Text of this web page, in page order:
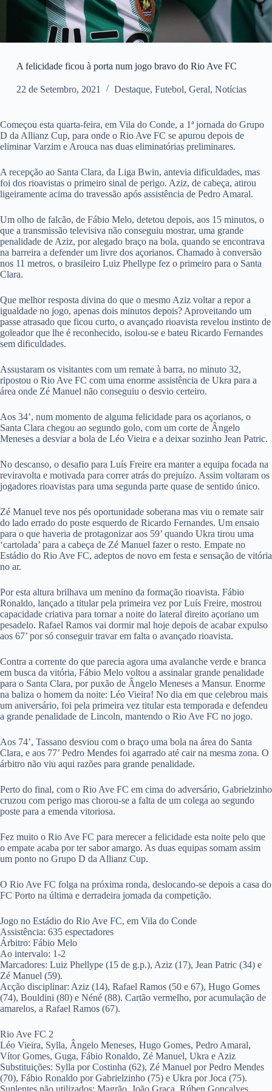
A felicidade ficou à porta num jogo bravo do Rio Ave FC
22 de Setembro, 2021 Destaque, Futebol, Geral, Notícias
Começou esta quarta-feira, em Vila do Conde, a 1ª jornada do Grupo
D da Allianz Cup, para onde o Rio Ave FC se apurou depois de
eliminar Varzim e Arouca nas duas eliminatórias preliminares.
A recepção ao Santa Clara, da Liga Bwin, antevia dificuldades, mas
foi dos rioavistas o primeiro sinal de perigo. Aziz, de cabeça, atirou
ligeiramente acima do travessão após assistência de Pedro Amaral.
Um olho de falcão, de Fábio Melo, detetou depois, aos 15 minutos, o
que a transmissão televisiva não conseguiu mostrar, uma grande
penalidade de Aziz, por alegado braço na bola, quando se encontrava
na barreira a defender um livre dos açorianos. Chamado à conversão
nos 11 metros, o brasileiro Luiz Phellype fez o primeiro para o Santa
Clara.
Que melhor resposta divina do que o mesmo Aziz voltar a repor a
igualdade no jogo, apenas dois minutos depois? Aproveitando um
passe atrasado que ficou curto, o avançado rioavista revelou instinto de
goleador que lhe é reconhecido, isolou-se e bateu Ricardo Fernandes
sem dificuldades.
Assustaram os visitantes com um remate à barra, no minuto 32,
ripostou o Rio Ave FC com uma enorme assistência de Ukra para a
área onde Zé Manuel não conseguiu o desvio certeiro.
Aos 34’, num momento de alguma felicidade para os açorianos, o
Santa Clara chegou ao segundo golo, com um corte de Ângelo
Meneses a desviar a bola de Léo Vieira e a deixar sozinho Jean Patric.
No descanso, o desafio para Luís Freire era manter a equipa focada na
reviravolta e motivada para correr atrás do prejuízo. Assim voltaram os
jogadores rioavistas para uma segunda parte quase de sentido único.
Zé Manuel teve nos pés oportunidade soberana mas viu o remate sair
do lado errado do poste esquerdo de Ricardo Fernandes. Um ensaio
para o que haveria de protagonizar aos 59’ quando Ukra tirou uma
‘cartolada’ para a cabeça de Zé Manuel fazer o resto. Empate no
Estádio do Rio Ave FC, adeptos de novo em festa e sensação de vitória
no ar.
Por esta altura brilhava um menino da formação rioavista. Fábio
Ronaldo, lançado a titular pela primeira vez por Luís Freire, mostrou
capacidade criativa para tornar a noite do lateral direito açoriano um
pesadelo. Rafael Ramos vai dormir mal hoje depois de acabar expulso
aos 67’ por só conseguir travar em falta o avançado rioavista.
Contra a corrente do que parecia agora uma avalanche verde e branca
em busca da vitória, Fábio Melo voltou a assinalar grande penalidade
para o Santa Clara, por puxão de Ângelo Meneses a Mansur. Enorme
na baliza o homem da noite: Léo Vieira! No dia em que celebrou mais
um aniversário, foi pela primeira vez titular esta temporada e defendeu
a grande penalidade de Lincoln, mantendo o Rio Ave FC no jogo.
Aos 74’, Tassano desviou com o braço uma bola na área do Santa
Clara, e aos 77’ Pedro Mendes foi agarrado até cair na mesma zona. O
árbitro não viu aqui razões para grande penalidade.
Perto do final, com o Rio Ave FC em cima do adversário, Gabrielzinho
cruzou com perigo mas chorou-se a falta de um colega ao segundo
poste para a emenda vitoriosa.
Fez muito o Rio Ave FC para merecer a felicidade esta noite pelo que
o empate acaba por ter sabor amargo. As duas equipas somam assim
um ponto no Grupo D da Allianz Cup.
O Rio Ave FC folga na próxima ronda, deslocando-se depois a casa do
FC Porto na última e derradeira jornada da competição.
Jogo no Estádio do Rio Ave FC, em Vila do Conde
Assistência: 635 espectadores
Árbitro: Fábio Melo
Ao intervalo: 1-2
Marcadores: Luiz Phellype (15 de g.p.), Aziz (17), Jean Patric (34) e
Zé Manuel (59).
Acção disciplinar: Aziz (14), Rafael Ramos (50 e 67), Hugo Gomes
(74), Bouldini (80) e Néné (88). Cartão vermelho, por acumulação de
amarelos, a Rafael Ramos (67).
Rio Ave FC 2
Léo Vieira, Sylla, Ângelo Meneses, Hugo Gomes, Pedro Amaral,
Vítor Gomes, Guga, Fábio Ronaldo, Zé Manuel, Ukra e Aziz
Substituições: Sylla por Costinha (62), Zé Manuel por Pedro Mendes
(70), Fábio Ronaldo por Gabrielzinho (75) e Ukra por Joca (75).
Suplentes não utilizados: Magrão, João Graça, Rúben Gonçalves,